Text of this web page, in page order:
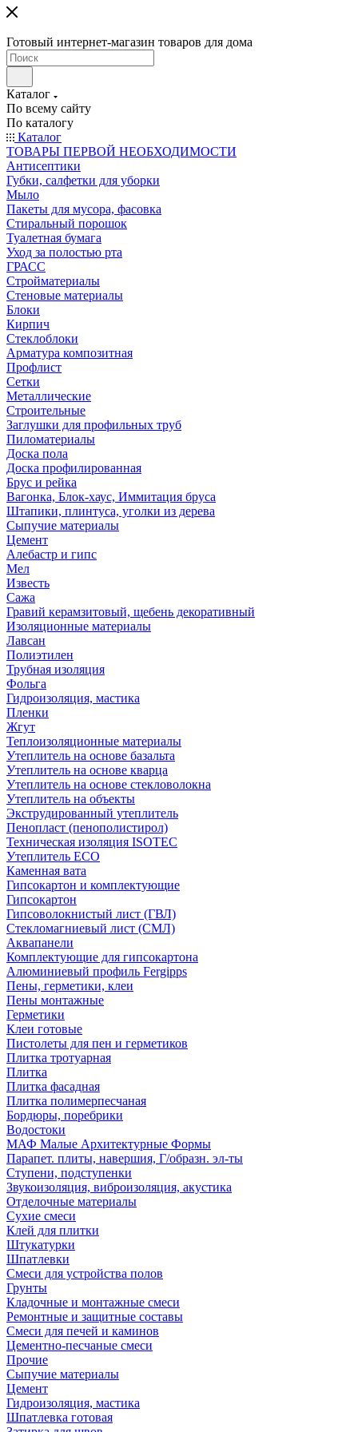
Готовый интернет-магазин товаров для дома
Каталог
По всему сайту
По каталогу
Каталог
ТОВАРЫ ПЕРВОЙ НЕОБХОДИМОСТИ
Антисептики
Губки, салфетки для уборки
Мыло
Пакеты для мусора, фасовка
Стиральный порошок
Туалетная бумага
Уход за полостью рта
ГРАСС
Стройматериалы
Стеновые материалы
Блоки
Кирпич
Стеклоблоки
Арматура композитная
Профлист
Сетки
Металлические
Строительные
Заглушки для профильных труб
Пиломатериалы
Доска пола
Доска профилированная
Брус и рейка
Вагонка, Блок-хаус, Иммитация бруса
Штапики, плинтуса, уголки из дерева
Сыпучие материалы
Цемент
Алебастр и гипс
Мел
Известь
Сажа
Гравий керамзитовый, щебень декоративный
Изоляционные материалы
Лавсан
Полиэтилен
Трубная изоляция
Фольга
Гидроизоляция, мастика
Пленки
Жгут
Теплоизоляционные материалы
Утеплитель на основе базальта
Утеплитель на основе кварца
Утеплитель на основе стекловолокна
Утеплитель на объекты
Экструдированный утеплитель
Пенопласт (пенополистирол)
Техническая изоляция ISOTEC
Утеплитель ECO
Каменная вата
Гипсокартон и комплектующие
Гипсокартон
Гипсоволокнистый лист (ГВЛ)
Стекломагниевый лист (СМЛ)
Аквапанели
Комплектующие для гипсокартона
Алюминиевый профиль Fergipps
Пены, герметики, клеи
Пены монтажные
Герметики
Клеи готовые
Пистолеты для пен и герметиков
Плитка тротуарная
Плитка
Плитка фасадная
Плитка полимерпесчаная
Бордюры, поребрики
Водостоки
МАФ Малые Архитектурные Формы
Парапет. плиты, навершия, Г/образн. эл-ты
Ступени, подступенки
Звукоизоляция, виброизоляция, акустика
Отделочные материалы
Сухие смеси
Клей для плитки
Штукатурки
Шпатлевки
Смеси для устройства полов
Грунты
Кладочные и монтажные смеси
Ремонтные и защитные составы
Смеси для печей и каминов
Цементно-песчаные смеси
Прочие
Сыпучие материалы
Цемент
Гидроизоляция, мастика
Шпатлевка готовая